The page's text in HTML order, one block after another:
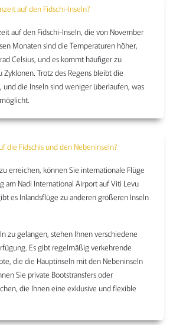
auf den Fidschi-Inseln?
auf den Fidschi-Inseln, die von November
Monaten sind die Temperaturen höher,
Celsius, und es kommt häufiger zu
Zyklonen. Trotz des Regens bleibt die
und die Inseln sind weniger überlaufen, was
die Fidschis und den Nebeninseln?
erreichen, können Sie internationale Flüge
am Nadi International Airport auf Viti Levu
es Inlandsflüge zu anderen größeren Inseln
zu gelangen, stehen Ihnen verschiedene
Es gibt regelmäßig verkehrende
die die Hauptinseln mit den Nebeninseln
Sie private Bootstransfers oder
die Ihnen eine exklusive und flexible